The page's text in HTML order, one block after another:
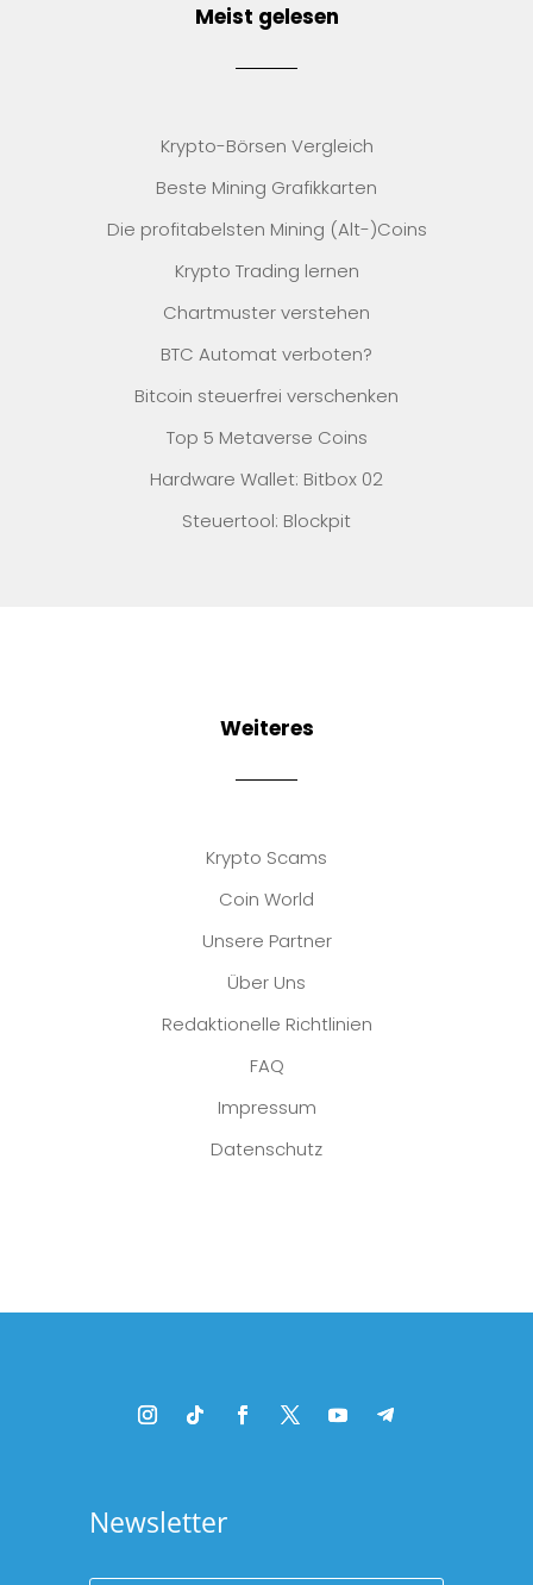
Meist gelesen
Krypto-Börsen Vergleich
Beste Mining Grafikkarten
Die profitabelsten Mining (Alt-)Coins
Krypto Trading lernen
Chartmuster verstehen
BTC Automat verboten?
Bitcoin steuerfrei verschenken
Top 5 Metaverse Coins
Hardware Wallet: Bitbox 02
Steuertool: Blockpit
Weiteres
Krypto Scams
Coin World
Unsere Partner
Über Uns
Redaktionelle Richtlinien
FAQ
Impressum
Datenschutz
Newsletter